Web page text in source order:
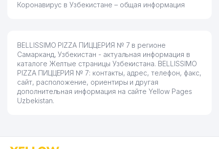
Коронавирус в Узбекистане – общая информация
BELLISSIMO PIZZA ПИЦЦЕРИЯ № 7 в регионе
Самарканд, Узбекистан - актуальная информация в
каталоге Желтые страницы Узбекистана. BELLISSIMO
PIZZA ПИЦЦЕРИЯ № 7: контакты, адрес, телефон, факс,
сайт, расположение, ориентиры и другая
дополнительная информация на сайте Yellow Pages
Uzbekistan.